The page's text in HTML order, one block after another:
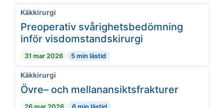
Käkkirurgi
Preoperativ svårighetsbedömning
inför visdomstandskirurgi
31 mar 2026 5 min lästid
Käkkirurgi
Övre– och mellanansiktsfrakturer